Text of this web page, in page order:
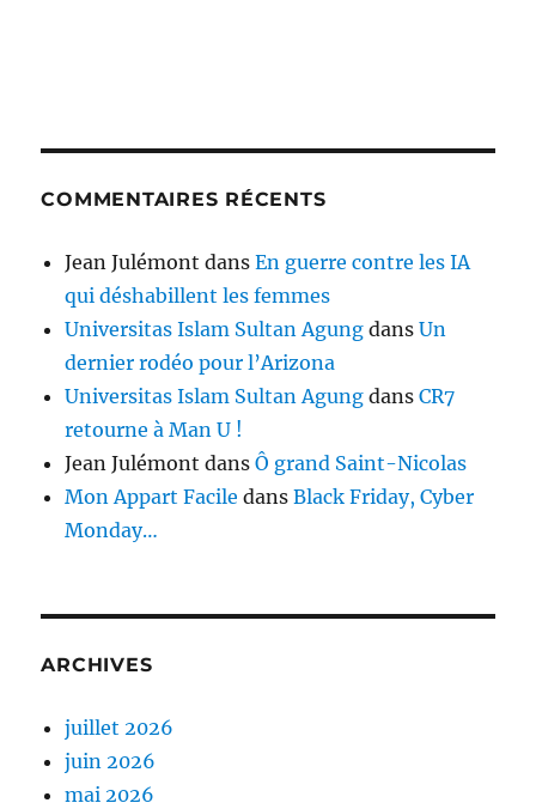
COMMENTAIRES RÉCENTS
Jean Julémont dansEn guerre contre les IA
qui déshabillent les femmes
Universitas Islam Sultan Agung dansUn
dernier rodéo pour l’Arizona
Universitas Islam Sultan Agung dansCR7
retourne à Man U !
Jean Julémont dansÔ grand Saint-Nicolas
Mon Appart Facile dansBlack Friday, Cyber
Monday…
ARCHIVES
juillet 2026
juin 2026
mai 2026